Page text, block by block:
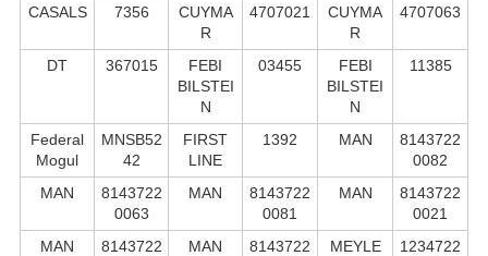
CASALS 7356
CUYMA
R
4707021
CUYMA
R
4707063
DT 367015
FEBI
BILSTEI
N
03455
FEBI
BILSTEI
N
11385
Federal
Mogul
MNSB52
42
FIRST
LINE
1392 MAN
8143722
0082
MAN
8143722
0063
MAN
8143722
0081
MAN
8143722
0021
MAN
8143722
MAN
8143722
MEYLE
1234722